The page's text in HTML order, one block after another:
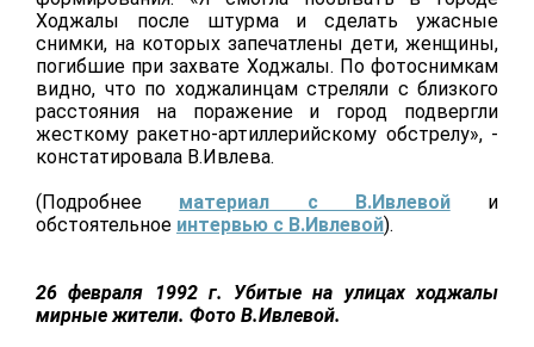
Ходжалы после штурма и сделать ужасные
снимки, на которых запечатлены дети, женщины,
погибшие при захвате Ходжалы. По фотоснимкам
видно, что по ходжалинцам стреляли с близкого
расстояния на поражение и город подвергли
жесткому ракетно-артиллерийскому обстрелу», -
констатировала В.Ивлева.
(Подробнее материал с В.Ивлевойи
обстоятельное интервью с В.Ивлевой).
26 февраля 1992 г. Убитые на улицах ходжалы
мирные жители. Фото В.Ивлевой.